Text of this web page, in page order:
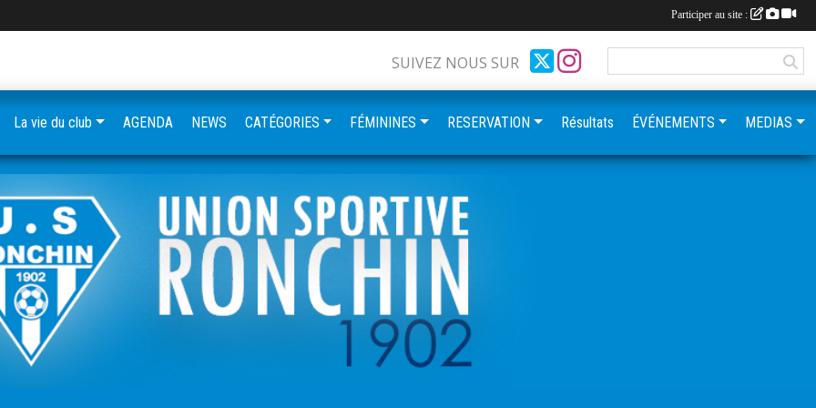
SUIVEZ NOUS SUR
La vie du club AGENDA NEWS CATÉGORIES FÉMININES RESERVATION Résultats ÉVÉNEMENTS MEDIAS
Participer au site :